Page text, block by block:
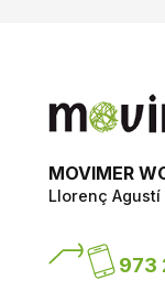
MOVIMER
Llorenç Agustí
973